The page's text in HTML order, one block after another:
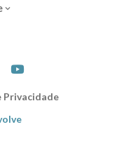
Privacidade